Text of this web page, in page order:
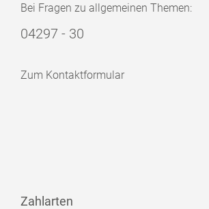
Bei Fragen zu allgemeinen Themen:
04297 - 30
Zum Kontaktformular
Zahlarten